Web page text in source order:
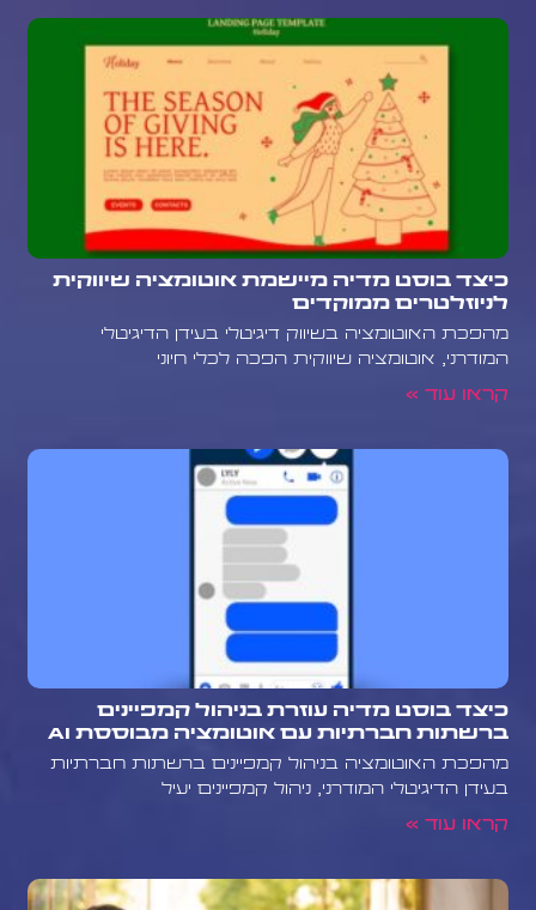
כיצד בוסט מדיה מיישמת אוטומציה שיווקית
לניוזלטרים ממוקדים
מהפכת האוטומציה בשיווק דיגיטלי בעידן הדיגיטלי
המודרני, אוטומציה שיווקית הפכה לכלי חיוני
קראו עוד »
כיצד בוסט מדיה עוזרת בניהול קמפיינים
ברשתות חברתיות עם אוטומציה מבוססת AI
מהפכת האוטומציה בניהול קמפיינים ברשתות חברתיות
בעידן הדיגיטלי המודרני, ניהול קמפיינים יעיל
קראו עוד »